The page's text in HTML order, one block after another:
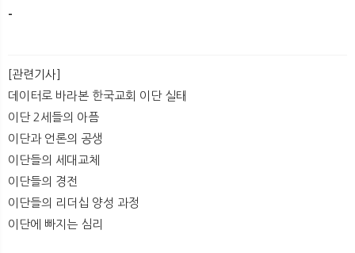
-​​​
[관련기사]
데이터로 바라본 한국교회 이단 실태
이단 2세들의 아픔
이단과 언론의 공생
이단들의 세대교체
이단들의 경전
이단들의 리더십 양성 과정
이단에 빠지는 심리